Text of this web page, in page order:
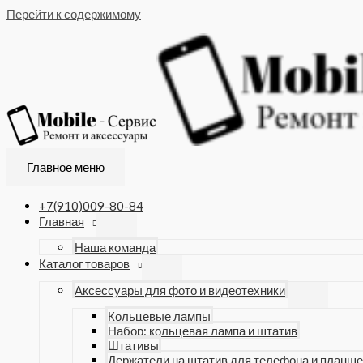
Перейти к содержимому
Главное меню
+7(910)009-80-84
Главная
Наша команда
Каталог товаров
Аксессуары для фото и видеотехники
Кольцевые лампы
Набор: кольцевая лампа и штатив
Штативы
Держатели на штатив для телефона и